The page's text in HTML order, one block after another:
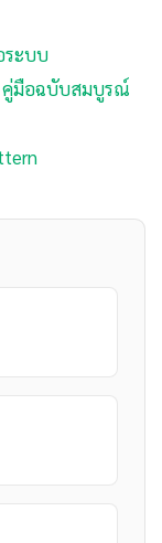
ระบบ
คู่มือฉบับสมบูรณ์